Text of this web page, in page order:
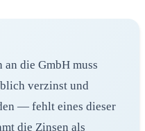
die GmbH muss
verzinst und
— fehlt eines dieser
die Zinsen als